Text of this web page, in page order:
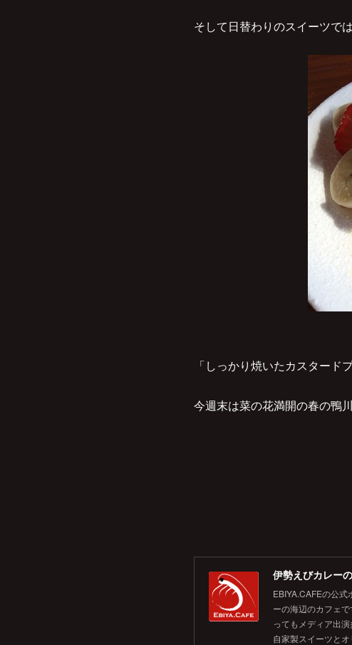
そして日替わりのスイーツでは
「しっかり焼いたカスタード
今週末は菜の花満開の春の鴨
伊勢えびカレー
EBIYA.CAFEの公
ーの海辺のカフェ
ってもメディア出
自家製スイーツとオ